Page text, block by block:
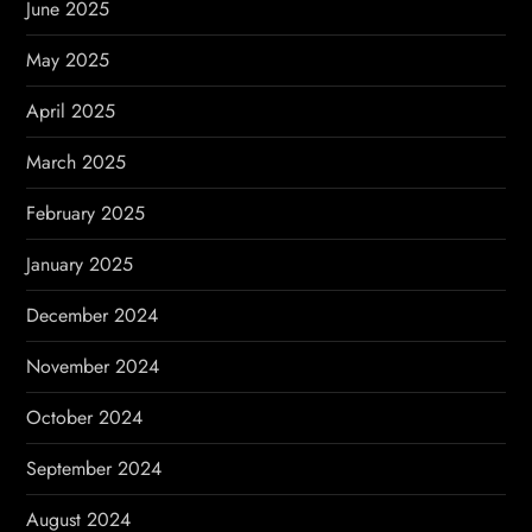
June 2025
May 2025
April 2025
March 2025
February 2025
January 2025
December 2024
November 2024
October 2024
September 2024
August 2024